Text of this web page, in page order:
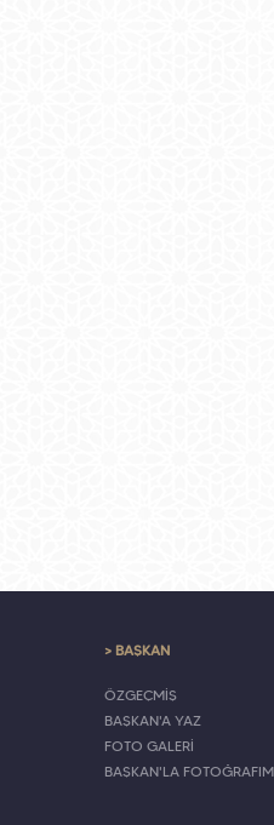
> BAŞKAN
ÖZGEÇMİŞ
BAŞKAN'A YAZ
FOTO GALERİ
BAŞKAN'LA FOTOĞRAFIM